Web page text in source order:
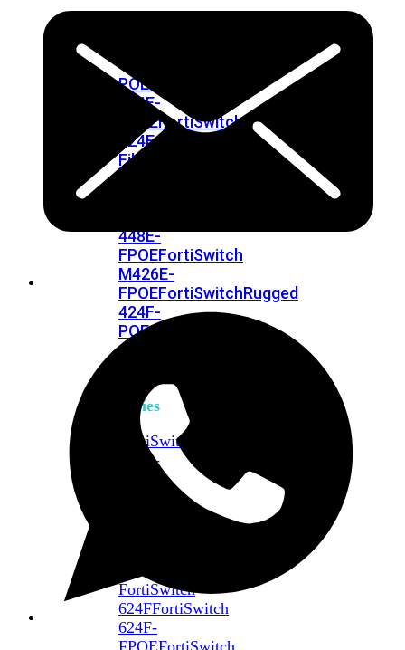
424E-
POE
424E-
FPOEFortiSwitch
424E-
Fiber
448E-
FPOEFortiSwitch
M426E-
FPOEFortiSwitchRugged
424F-
POE
Series
FortiSwitch
548D-
FortiSwitch
624FFortiSwitch
624F-
FPOEFortiSwitch